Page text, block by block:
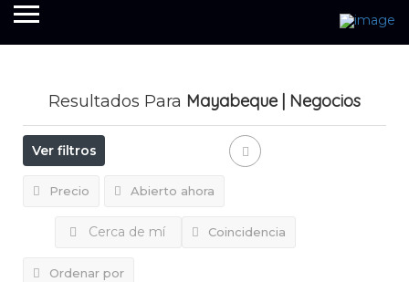
Resultados Para Mayabeque | Negocios
Ver filtros
Precio Abierto ahora
Cerca de mí Coincidencia
Ordenar por